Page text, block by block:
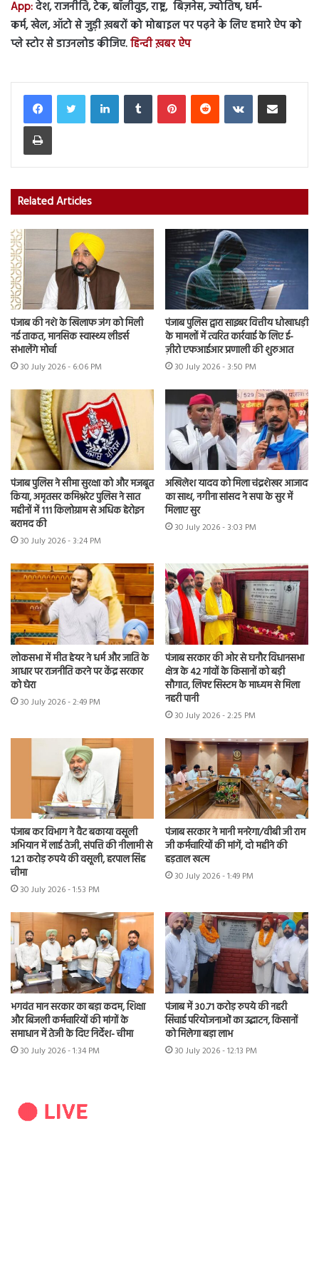
App:देश, राजनीति, टेक, बॉलीवुड, राष्ट्र, बिज़नेस, ज्योतिष, धर्म-
कर्म, खेल, ऑटो से जुड़ी ख़बरों को मोबाइल पर पढ़ने के लिए हमारे ऐप को
प्ले स्टोर से डाउनलोड कीजिए.हिन्दी ख़बर ऐप
LinkedInTumblr PinterestReddit VKontakteShare via Email
Print
Related Articles
पंजाब की नशे के खिलाफ जंग को मिली
नई ताकत, मानसिक स्वास्थ्य लीडर्स
संभालेंगे मोर्चा
30 July 2026 - 6:06 PM
पंजाब पुलिस द्वारा साइबर वित्तीय धोखाधड़ी
के मामलों में त्वरित कार्रवाई के लिए ई-
ज़ीरो एफआईआर प्रणाली की शुरुआत
30 July 2026 - 3:50 PM
पंजाब पुलिस ने सीमा सुरक्षा को और मजबूत
किया, अमृतसर कमिश्नरेट पुलिस ने सात
महीनों में 111 किलोग्राम से अधिक हेरोइन
बरामद की
30 July 2026 - 3:24 PM
अखिलेश यादव को मिला चंद्रशेखर आजाद
का साथ, नगीना सांसद ने सपा के सुर में
मिलाए सुर
30 July 2026 - 3:03 PM
लोकसभा में मीत हेयर ने धर्म और जाति के
आधार पर राजनीति करने पर केंद्र सरकार
को घेरा
30 July 2026 - 2:49 PM
पंजाब सरकार की ओर से घनौर विधानसभा
क्षेत्र के 42 गांवों के किसानों को बड़ी
सौगात, लिफ्ट सिस्टम के माध्यम से मिला
नहरी पानी
30 July 2026 - 2:25 PM
पंजाब कर विभाग ने वैट बकाया वसूली
अभियान में लाई तेजी, संपत्ति की नीलामी से
1.21 करोड़ रुपये की वसूली, हरपाल सिंह
चीमा
30 July 2026 - 1:53 PM
पंजाब सरकार ने मानी मनरेगा/वीबी जी राम
जी कर्मचारियों की मांगें, दो महीने की
हड़ताल खत्म
30 July 2026 - 1:49 PM
भगवंत मान सरकार का बड़ा कदम, शिक्षा
और बिजली कर्मचारियों की मांगों के
समाधान में तेजी के दिए निर्देश- चीमा
30 July 2026 - 1:34 PM
पंजाब में 30.71 करोड़ रुपये की नहरी
सिंचाई परियोजनाओं का उद्घाटन, किसानों
को मिलेगा बड़ा लाभ
30 July 2026 - 12:13 PM